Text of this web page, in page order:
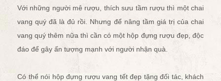
Với những người mê rượu, thích sưu tầm rượu thì một chai
vang quý đã là đủ rồi. Nhưng để nâng tầm giá trị của chai
vang quý thêm nữa thì cần có một hộp đựng rượu đẹp, độc
đáo để gây ấn tượng mạnh với người nhận quà.
Có thể nói hộp đựng rượu vang tết đẹp tặng đối tác, khách